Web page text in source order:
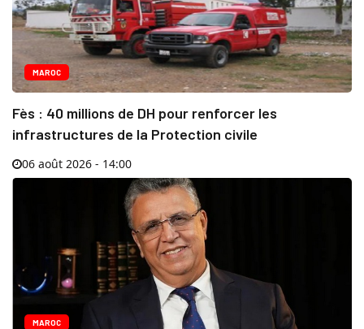
MAROC
Fès : 40 millions de DH pour renforcer les
infrastructures de la Protection civile
06 août 2026 - 14:00
MAROC